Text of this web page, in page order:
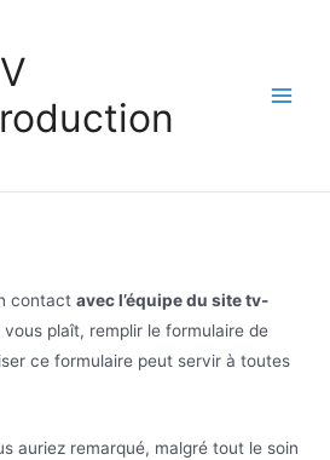
contact avec l’équipe du site tv-
vous plaît, remplir le formulaire de
ce formulaire peut servir à toutes
auriez remarqué, malgré tout le soin